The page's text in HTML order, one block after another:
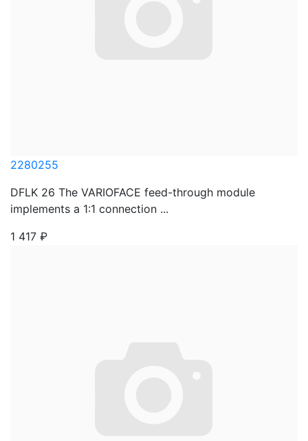
2280255
DFLK 26 The VARIOFACE feed-through module
implements a 1:1 connection ...
1 417 ₽